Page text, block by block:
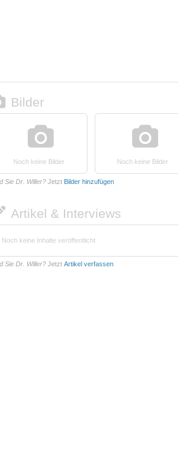
Bilder
Noch keine Bilder Noch keine Bilder
Sie Dr. Willer? Jetzt Bilder hinzufügen
Artikel & Interviews
Noch keine Inhalte veröffentlicht
Sie Dr. Willer? Jetzt Artikel verfassen